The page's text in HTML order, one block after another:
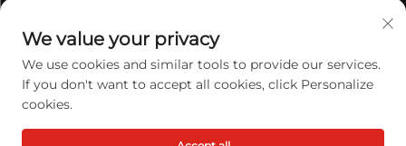
[email protected]
Copyright © 2025 TODAY LOGISTICS LTD. Всички права
We value your privacy
We use cookies and similar tools to provide our services.
If you don't want to accept all cookies, click Personalize
cookies.